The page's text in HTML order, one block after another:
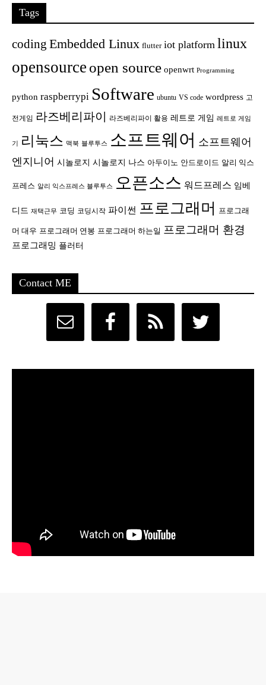
Tags
coding Embedded Linux flutter iot platform linux
opensource open source openwrt Programming
python raspberrypi Software ubuntu VS code wordpress 고
전게임 라즈베리파이 라즈베리파이 활용 레트로 게임 레트로 게임
기 리눅스 맥북 블루투스 소프트웨어 소프트웨어
엔지니어 시놀로지 시놀로지 나스 아두이노 안드로이드 알리 익스
프레스 알리 익스프레스 블루투스 오픈소스 워드프레스 임베
디드 재택근무 코딩 코딩시작 파이썬 프로그래머 프로그래
머 대우 프로그래머 연봉 프로그래머 하는일 프로그래머 환경
프로그래밍 플러터
Contact ME